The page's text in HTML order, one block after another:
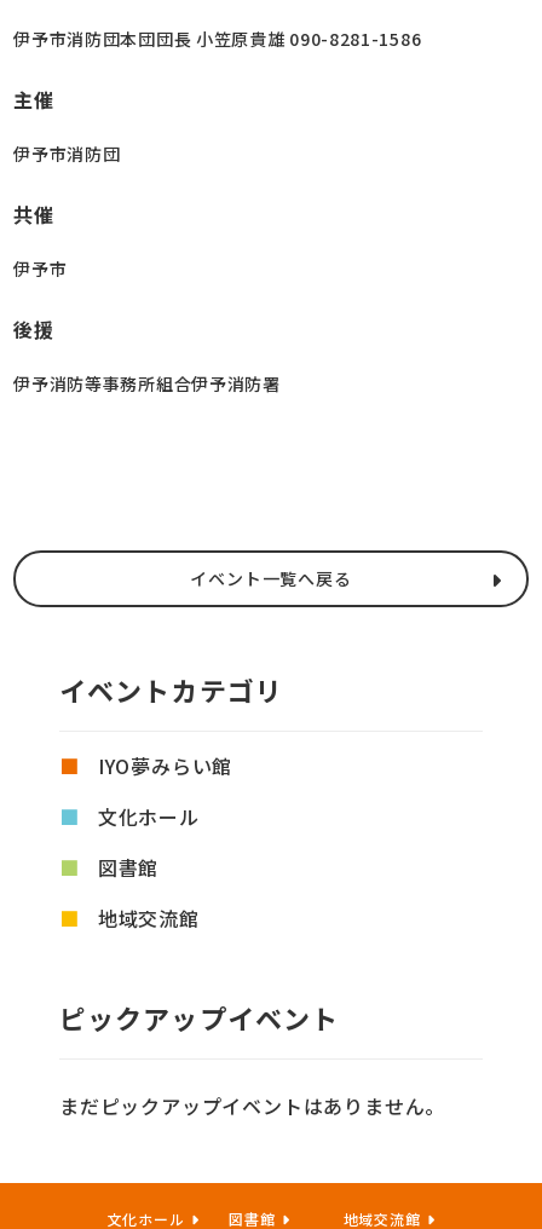
伊予市消防団本団団長 小笠原貴雄 090-8281-1586
主催
伊予市消防団
共催
伊予市
後援
伊予消防等事務所組合伊予消防署
イベント一覧へ戻る
イベントカテゴリ
IYO夢みらい館
文化ホール
図書館
地域交流館
ピックアップイベント
まだピックアップイベントはありません。
文化ホール 図書館 地域交流館